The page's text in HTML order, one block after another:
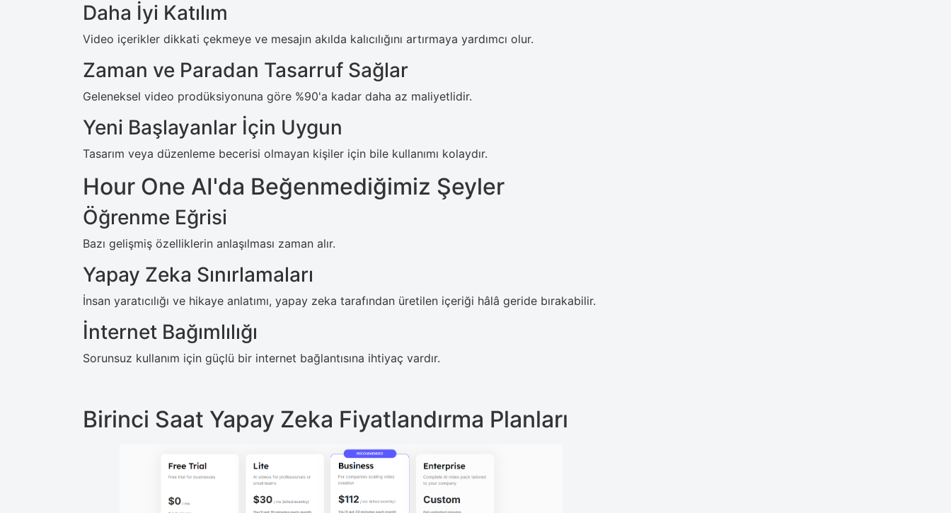
Daha İyi Katılım
Video içerikler dikkati çekmeye ve mesajın akılda kalıcılığını artırmaya yardımcı olur.
Zaman ve Paradan Tasarruf Sağlar
Geleneksel video prodüksiyonuna göre %90'a kadar daha az maliyetlidir.
Yeni Başlayanlar İçin Uygun
Tasarım veya düzenleme becerisi olmayan kişiler için bile kullanımı kolaydır.
Hour One AI'da Beğenmediğimiz Şeyler
Öğrenme Eğrisi
Bazı gelişmiş özelliklerin anlaşılması zaman alır.
Yapay Zeka Sınırlamaları
İnsan yaratıcılığı ve hikaye anlatımı, yapay zeka tarafından üretilen içeriği hâlâ geride bırakabilir.
İnternet Bağımlılığı
Sorunsuz kullanım için güçlü bir internet bağlantısına ihtiyaç vardır.
Birinci Saat Yapay Zeka Fiyatlandırma Planları